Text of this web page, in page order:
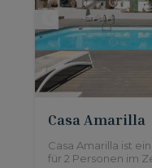
Casa Amarilla
Casa Amarilla ist
für 2 Personen im